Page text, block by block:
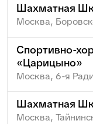
Шахматная
Москва,
Спортивно-
«Царицыно»
Москва, 6-я
Шахматная
Москва,